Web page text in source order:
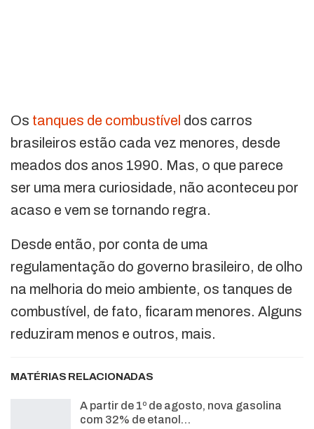
Os tanques de combustível dos carros
brasileiros estão cada vez menores, desde
meados dos anos 1990. Mas, o que parece
ser uma mera curiosidade, não aconteceu por
acaso e vem se tornando regra.
Desde então, por conta de uma
regulamentação do governo brasileiro, de olho
na melhoria do meio ambiente, os tanques de
combustível, de fato, ficaram menores. Alguns
reduziram menos e outros, mais.
MATÉRIAS RELACIONADAS
A partir de 1º de agosto, nova gasolina
com 32% de etanol…